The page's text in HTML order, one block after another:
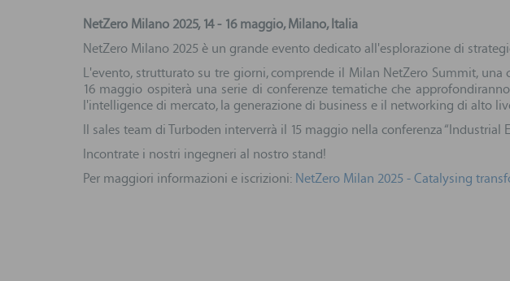
NetZero Milano 2025, 14 - 16 maggio, Milano, Italia
NetZero Milano 2025 è un grande evento dedicato all'esplorazione di
L'evento, strutturato su tre giorni, comprende il Milan NetZero Summit,
16 maggio ospiterà una serie di conferenze tematiche che
l'intelligence di mercato, la generazione di business e il networking di alto
Il sales team di Turboden interverrà il 15 maggio nella conferenza
Incontrate i nostri ingegneri al nostro stand!
Per maggiori informazioni e iscrizioni:NetZero Milan 2025 - Catalysing